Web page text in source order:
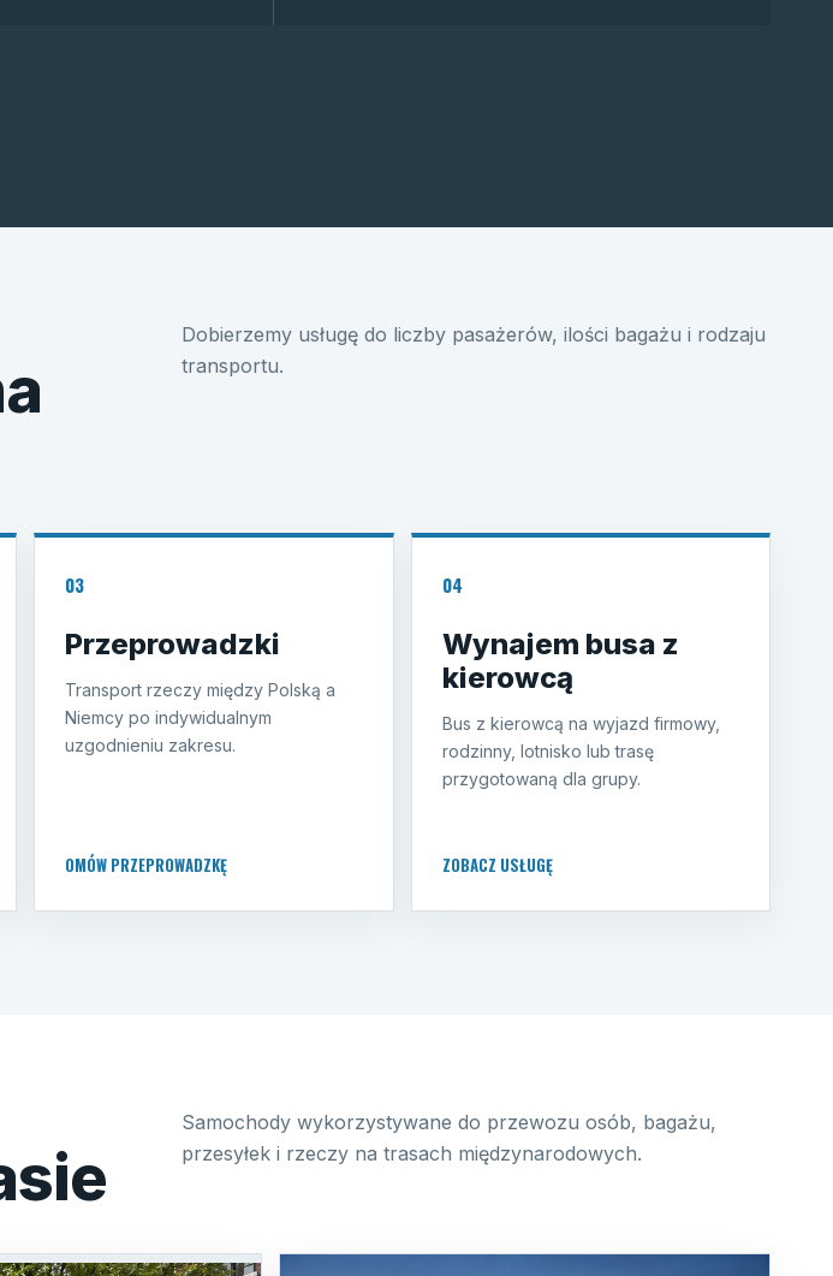
Dobierzemy usługę do liczby pasażerów, ilości bagażu i rodzaju
transportu.
03
Przeprowadzki
Transport rzeczy między Polską a
Niemcy po indywidualnym
uzgodnieniu zakresu.
OMÓW PRZEPROWADZKĘ
04
Wynajem busa z
kierowcą
Bus z kierowcą na wyjazd firmowy,
rodzinny, lotnisko lub trasę
przygotowaną dla grupy.
ZOBACZ USŁUGĘ
Samochody wykorzystywane do przewozu osób, bagażu,
przesyłek i rzeczy na trasach międzynarodowych.